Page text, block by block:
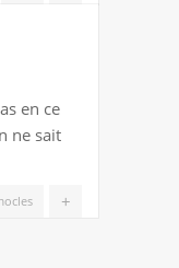
en ce
ne sait
+